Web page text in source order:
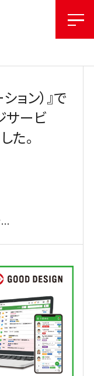
ョン）』で
サービ
た。